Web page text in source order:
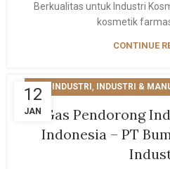
Berkualitas untuk Industri
kosmetik
CONTINUE
12
JAN
GAS INDUSTRI , INDUSTRI &
Gas Pendorong
Indonesia – PT